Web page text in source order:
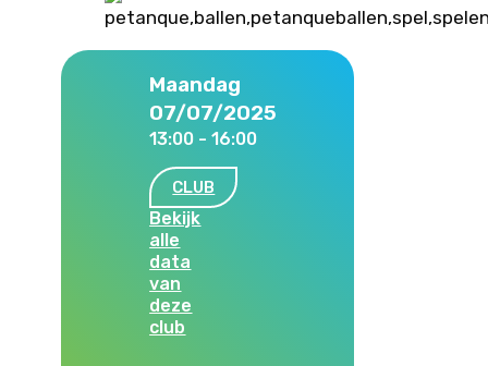
Maandag
07/07/2025
13:00 - 16:00
CLUB
Bekijk
alle
data
van
deze
club